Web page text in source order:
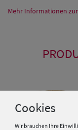
Mehr Informationen
Cookies
Wir brauchen Ihre